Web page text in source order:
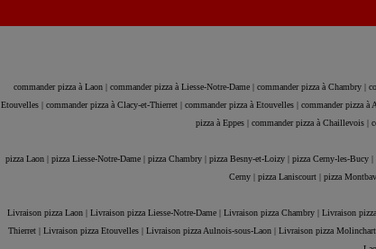
commander pizza à Laon | commander pizza à Liesse-Notre-Dame | commander pizza à Chambry |
Etouvelles | commander pizza à Clacy-et-Thierret | commander pizza à Etouvelles | commander pizza à
pizza à Eppes | commander pizza à Chaillevois |
pizza Laon | pizza Liesse-Notre-Dame | pizza Chambry | pizza Besny-et-Loizy | pizza Cerny-les-Bucy |
Cerny | pizza Laniscourt | pizza
Livraison pizza Laon | Livraison pizza Liesse-Notre-Dame | Livraison pizza Chambry | Livraison
Thierret | Livraison pizza Etouvelles | Livraison pizza Aulnois-sous-Laon | Livraison pizza